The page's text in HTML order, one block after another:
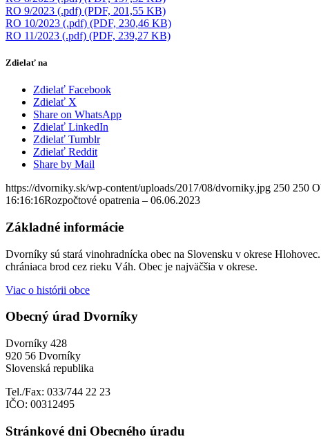
RO 9/2023 (.pdf) (PDF, 201,55 KB)
RO 10/2023 (.pdf) (PDF, 230,46 KB)
RO 11/2023 (.pdf) (PDF, 239,27 KB)
Zdielať na
Zdielať Facebook
Zdielať X
Share on WhatsApp
Zdielať LinkedIn
Zdielať Tumblr
Zdielať Reddit
Share by Mail
https://dvorniky.sk/wp-content/uploads/2017/08/dvorniky.jpg 250 250
16:16:16Rozpočtové opatrenia – 06.06.2023
Základné informácie
Dvorníky sú stará vinohradnícka obec na Slovensku v okrese
chrániaca brod cez rieku Váh. Obec je najväčšia v okrese.
Viac o histórii obce
Obecný úrad Dvorníky
Dvorníky 428
920 56 Dvorníky
Slovenská republika
Tel./Fax: 033/744 22 23
IČO: 00312495
Stránkové dni Obecného úradu